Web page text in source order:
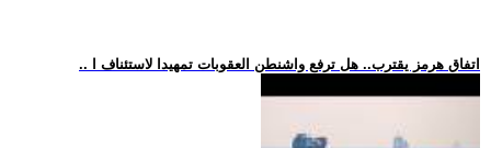
.. اتفاق هرمز يقترب.. هل ترفع واشنطن العقوبات تمهيدا لاستئناف ا